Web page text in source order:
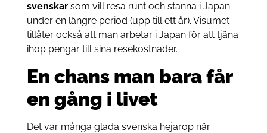
svenskarsom vill resa runt och stanna i Japan
under en längre period (upp till ett år). Visumet
tillåter också att man arbetar i Japan för att tjäna
ihop pengar till sina resekostnader.
En chans man bara får
en gång i livet
Det var många glada svenska hejarop när